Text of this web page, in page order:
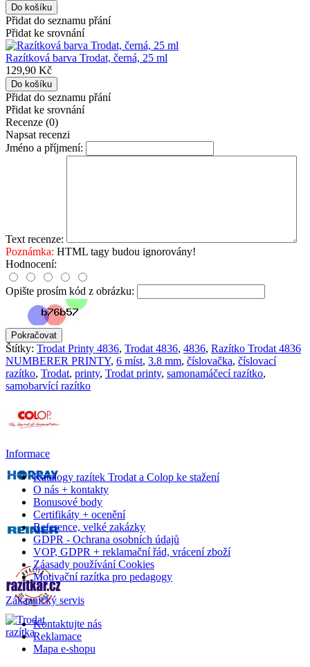
Přidat do seznamu přání
Přidat ke srovnání
Razítková barva Trodat, černá, 25 ml
129,90 Kč
Přidat do seznamu přání
Přidat ke srovnání
Recenze (0)
Napsat recenzi
Jméno a příjmení:
Text recenze:
Poznámka: HTML tagy budou ignorovány!
Hodnocení:
Opište prosím kód z obrázku:
Pokračovat
Štítky: Trodat Printy 4836, Trodat 4836, 4836, Razítko Trodat 4836
NUMBERER PRINTY, 6 míst, 3.8 mm, číslovačka, číslovací
razítko, Trodat, printy, Trodat printy, samonamáčecí razítko,
samobarvící razítko
Informace
Katalogy razítek Trodat a Colop ke stažení
O nás + kontakty
Bonusové body
Certifikáty + ocenění
Reference, velké zakázky
GDPR - Ochrana osobních údajů
VOP, GDPR + reklamační řád, vrácení zboží
Záasady používání Cookies
Motivační razítka pro pedagogy
Zákaznický servis
Kontaktujte nás
Reklamace
Mapa e-shopu